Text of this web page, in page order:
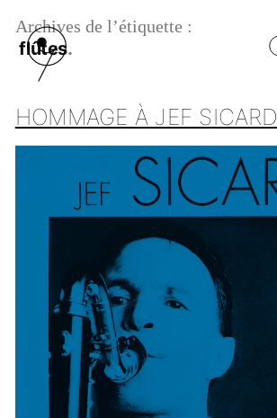
Archives de l’étiquette :
flûtes
HOMMAGE À JEF SICARD